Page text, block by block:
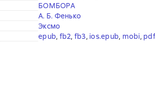
БОМБОРА
А. Б. Фенько
Эксмо
epub, fb2, fb3, ios.epub, mobi, pdf